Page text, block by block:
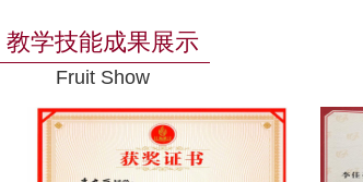
教学技能成果展示
Fruit Show